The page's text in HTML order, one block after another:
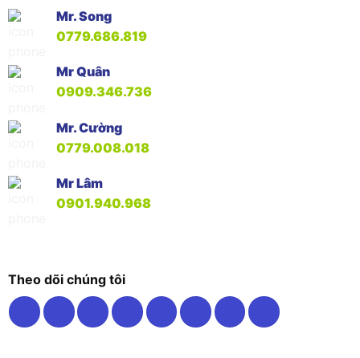
Mr. Song
0779.686.819
Mr Quân
0909.346.736
Mr. Cường
0779.008.018
Mr Lâm
0901.940.968
Theo dõi chúng tôi